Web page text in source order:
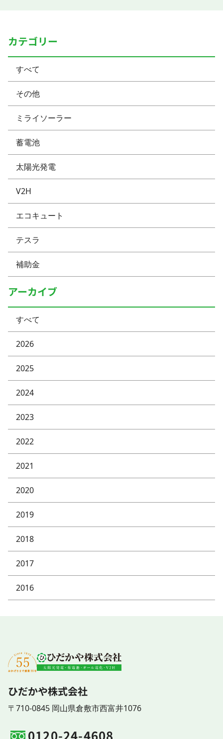
カテゴリー
すべて
その他
ミライソーラー
蓄電池
太陽光発電
V2H
エコキュート
テスラ
補助金
アーカイブ
すべて
2026
2025
2024
2023
2022
2021
2020
2019
2018
2017
2016
ひだかや株式会社
〒710-0845 岡山県倉敷市西富井1076
0120-24-4608